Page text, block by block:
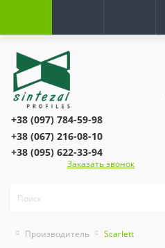
+38 (097) 784-59-98
+38 (067) 216-08-10
+38 (095) 622-33-94
Заказать звонок
Производитель Scarlett